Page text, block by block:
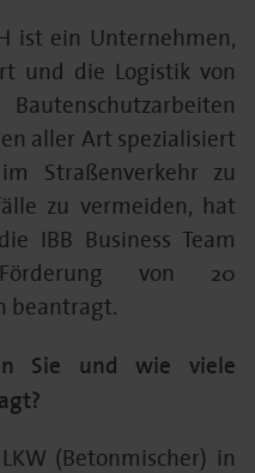
ist ein Unternehmen,
und die Logistik von
aller Art spezialisiert
Straßenverkehr zu
zu vermeiden, hat
IBB Business Team
von 20
beantragt.
Sie und wie viele
(Betonmischer) in